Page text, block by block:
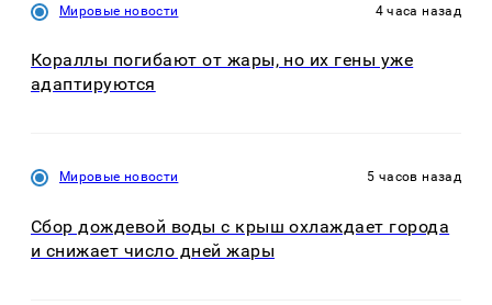
Мировые новости 4 часа назад
Кораллы погибают от жары, но их гены уже
адаптируются
Мировые новости 5 часов назад
Сбор дождевой воды с крыш охлаждает города
и снижает число дней жары